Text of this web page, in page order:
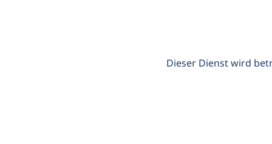
Dieser Dienst wird